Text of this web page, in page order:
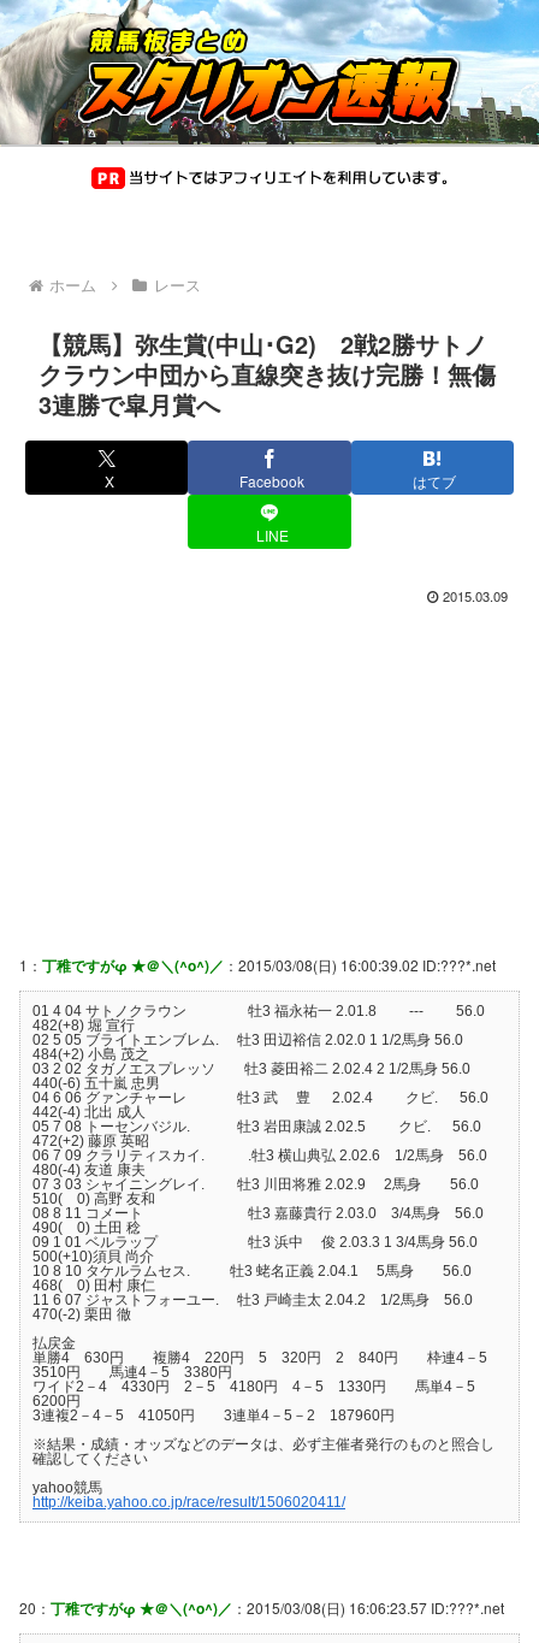
ホーム レース
【競馬】弥生賞(中山･G2) 2戦2勝サトノ
クラウン中団から直線突き抜け完勝！無傷
3連勝で皐月賞へ
X Facebook はてブ
LINE
2015.03.09
1： 丁稚ですがφ ★＠＼(^o^)／ ：2015/03/08(日) 16:00:39.02 ID:???*.net
01 4 04 サトノクラウン 牡3 福永祐一 2.01.8 --- 56.0
482(+8) 堀 宣行
02 5 05 ブライトエンブレム. 牡3 田辺裕信 2.02.0 1 1/2馬身 56.0
484(+2) 小島 茂之
03 2 02 タガノエスプレッソ 牡3 菱田裕二 2.02.4 2 1/2馬身 56.0
440(-6) 五十嵐 忠男
04 6 06 グァンチャーレ 牡3 武 豊 2.02.4 クビ. 56.0
442(-4) 北出 成人
05 7 08 トーセンバジル. 牡3 岩田康誠 2.02.5 クビ. 56.0
472(+2) 藤原 英昭
06 7 09 クラリティスカイ. .牡3 横山典弘 2.02.6 1/2馬身 56.0
480(-4) 友道 康夫
07 3 03 シャイニングレイ. 牡3 川田将雅 2.02.9 2馬身 56.0
510( 0) 高野 友和
08 8 11 コメート 牡3 嘉藤貴行 2.03.0 3/4馬身 56.0
490( 0) 土田 稔
09 1 01 ベルラップ 牡3 浜中 俊 2.03.3 1 3/4馬身 56.0
500(+10)須貝 尚介
10 8 10 タケルラムセス. 牡3 蛯名正義 2.04.1 5馬身 56.0
468( 0) 田村 康仁
11 6 07 ジャストフォーユー. 牡3 戸崎圭太 2.04.2 1/2馬身 56.0
470(-2) 栗田 徹
払戻金
単勝4 630円 複勝4 220円 5 320円 2 840円 枠連4－5
3510円 馬連4－5 3380円
ワイド2－4 4330円 2－5 4180円 4－5 1330円 馬単4－5
6200円
3連複2－4－5 41050円 3連単4－5－2 187960円
※結果・成績・オッズなどのデータは、必ず主催者発行のものと照合し
確認してください
yahoo競馬
http://keiba.yahoo.co.jp/race/result/1506020411/
20： 丁稚ですがφ ★＠＼(^o^)／ ：2015/03/08(日) 16:06:23.57 ID:???*.net